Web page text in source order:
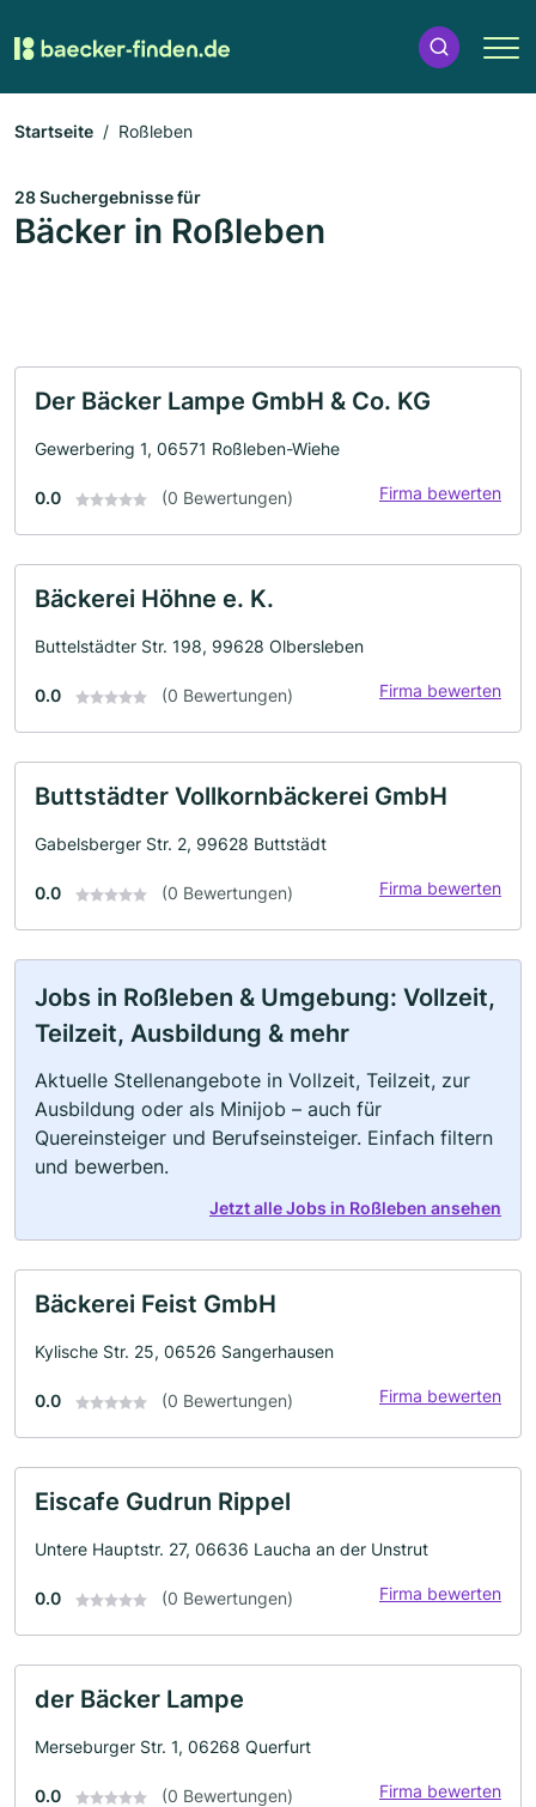
Startseite Roßleben
28 Suchergebnisse für
Bäcker in Roßleben
Der Bäcker Lampe GmbH & Co. KG
Gewerbering 1, 06571 Roßleben-Wiehe
0.0 (0 Bewertungen) Firma bewerten
Bäckerei Höhne e. K.
Buttelstädter Str. 198, 99628 Olbersleben
0.0 (0 Bewertungen) Firma bewerten
Buttstädter Vollkornbäckerei GmbH
Gabelsberger Str. 2, 99628 Buttstädt
0.0 (0 Bewertungen) Firma bewerten
Jobs in Roßleben & Umgebung: Vollzeit,
Teilzeit, Ausbildung & mehr
Aktuelle Stellenangebote in Vollzeit, Teilzeit, zur
Ausbildung oder als Minijob – auch für
Quereinsteiger und Berufseinsteiger. Einfach filtern
und bewerben.
Jetzt alle Jobs in Roßleben ansehen
Bäckerei Feist GmbH
Kylische Str. 25, 06526 Sangerhausen
0.0 (0 Bewertungen) Firma bewerten
Eiscafe Gudrun Rippel
Untere Hauptstr. 27, 06636 Laucha an der Unstrut
0.0 (0 Bewertungen) Firma bewerten
der Bäcker Lampe
Merseburger Str. 1, 06268 Querfurt
0.0 (0 Bewertungen) Firma bewerten